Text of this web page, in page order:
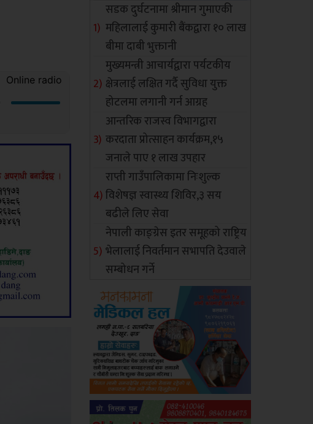
सडक दुर्घटनामा श्रीमान गुमाएकी
महिलालाई कुमारी बैंकद्वारा १० लाख
बीमा दाबी भुक्तानी
मुख्यमन्त्री आचार्यद्वारा पर्यटकीय
क्षेत्रलाई लक्षित गर्दै सुविधा युक्त
होटलमा लगानी गर्न आग्रह
आन्तरिक राजस्व विभागद्वारा
करदाता प्रोत्साहन कार्यक्रम,१५
जनाले पाए १ लाख उपहार
राप्ती गाउँपालिकामा निःशुल्क
विशेषज्ञ स्वास्थ्य शिविर,३ सय
बढीले लिए सेवा
नेपाली काङ्ग्रेस इतर समूहको राष्ट्रिय
भेलालाई निवर्तमान सभापति देउवाले
सम्बोधन गर्ने